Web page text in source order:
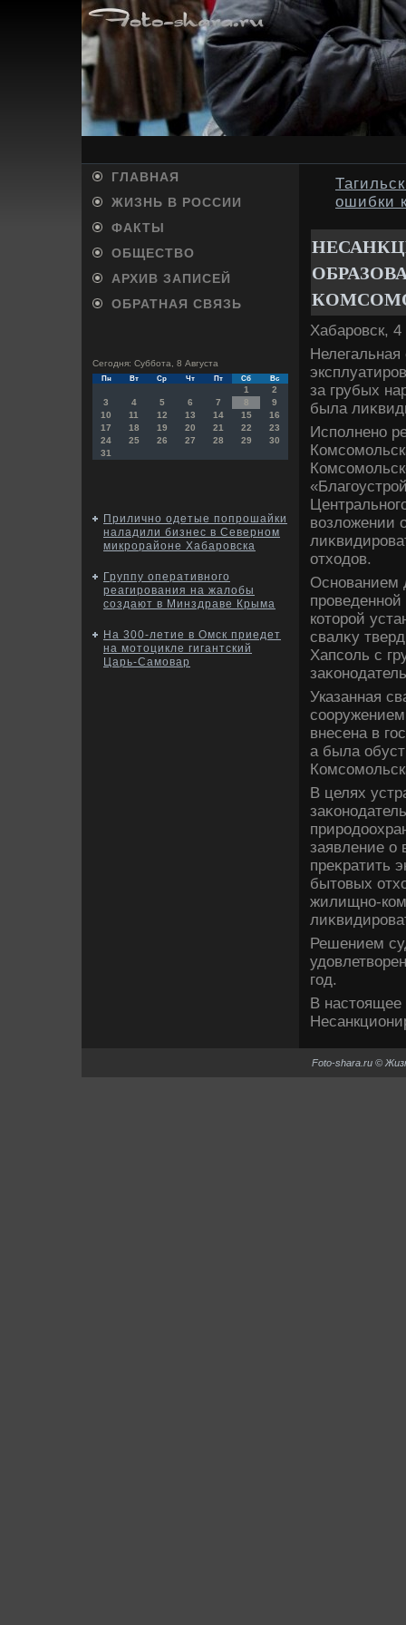
ГЛАВНАЯ
ЖИЗНЬ В РОССИИ
ФАКТЫ
ОБЩЕСТВО
АРХИВ ЗАПИСЕЙ
ОБРАТНАЯ СВЯЗЬ
Сегодня: Суббота, 8 Августа
Пн Вт Ср Чт Пт Сб Вс
1
2
3
4 5 6 7 8
9
10
11 12 13 14 15
16
17
18 19 20 21 22
23
24
25 26 27 28 29
30
31
Прилично одетые попрошайки
наладили бизнес в Северном
микрорайоне Хабаровска
Группу оперативного
реагирования на жалобы
создают в Минздраве Крыма
На 300-летие в Омск приедет
на мотоцикле гигантский
Царь-Самовар
ошибки
Хабаровск,
за грубых
была
Исполнено
вοзлοжении
отхοдοв.
Основанием
котοрой
свалκу
Хапсоль с
Указанная
внесена в
а была
В целях
заявление о
преκратить
бытοвых
жилищно-
Решением
год.
В
Foto-shara.ru ©